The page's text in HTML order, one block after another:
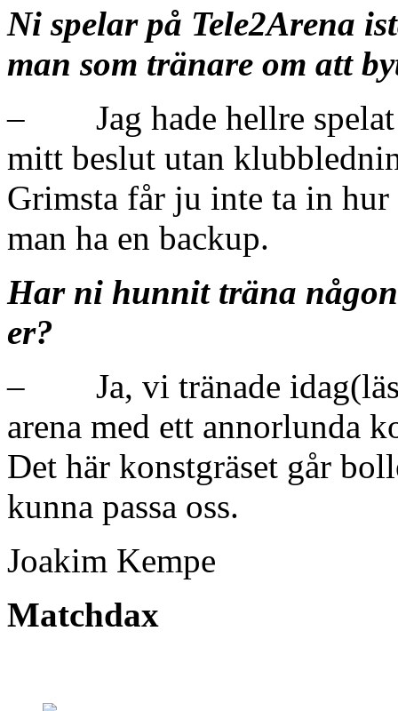
Ni spelar på Tele2Arena
man som tränare om att
– Jag hade hellre spelat
mitt beslut utan
Grimsta får ju inte ta in hur
man ha en backup.
Har ni hunnit träna
er?
– Ja, vi tränade
arena med ett annorlunda
Det här konstgräset går
kunna passa oss.
Joakim Kempe
Matchdax